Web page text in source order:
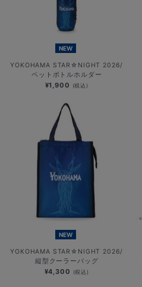
NEW
YOKOHAMA STAR☆NIGHT 2026/
ペットボトルホルダー
¥1,900 (税込)
NEW
YOKOHAMA STAR☆NIGHT 2026/
縦型クーラーバッグ
¥4,300 (税込)